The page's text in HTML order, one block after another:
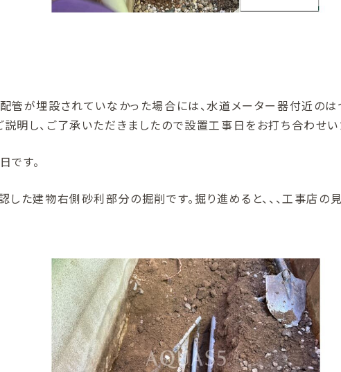
管が埋設されていなかった場合には、水道メーター器付近のは
明し、ご了承いただきましたので設置工事日をお打ち合わせい
です。
した建物右側砂利部分の掘削です。掘り進めると、、、工事店